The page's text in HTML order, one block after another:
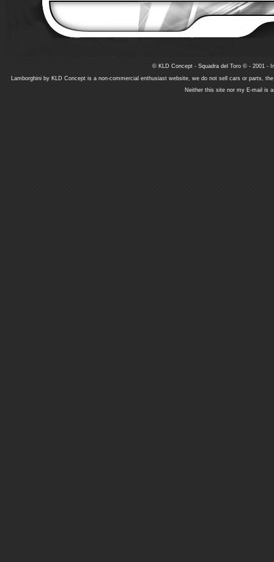
© KLD Concept - Squadra del Toro © - 2001 -
Lamborghini by KLD Concept is a non-commercial enthusiast website, we do not sell cars or parts,
Neither this site nor my E-mail is